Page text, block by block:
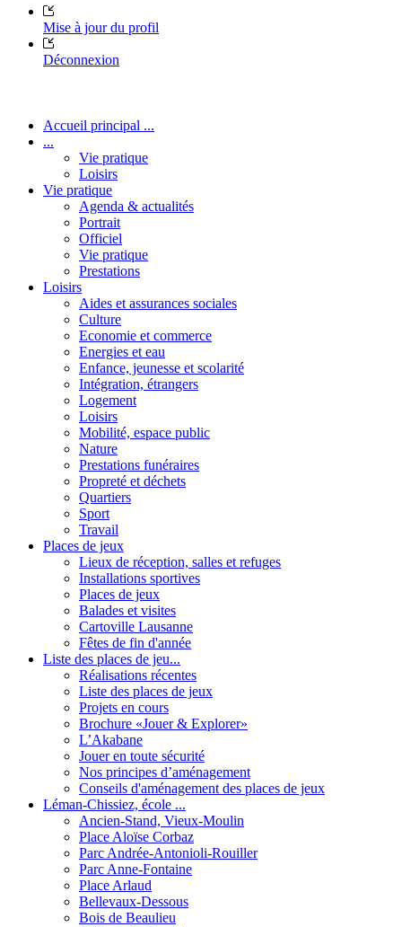
Mise à jour du profil
Déconnexion
Accueil principal ...
...
Vie pratique
Loisirs
Vie pratique
Agenda & actualités
Portrait
Officiel
Vie pratique
Prestations
Loisirs
Aides et assurances sociales
Culture
Economie et commerce
Energies et eau
Enfance, jeunesse et scolarité
Intégration, étrangers
Logement
Loisirs
Mobilité, espace public
Nature
Prestations funéraires
Propreté et déchets
Quartiers
Sport
Travail
Places de jeux
Lieux de réception, salles et refuges
Installations sportives
Places de jeux
Balades et visites
Cartoville Lausanne
Fêtes de fin d'année
Liste des places de jeu...
Réalisations récentes
Liste des places de jeux
Projets en cours
Brochure «Jouer & Explorer»
L’Akabane
Jouer en toute sécurité
Nos principes d’aménagement
Conseils d'aménagement des places de jeux
Léman-Chissiez, école ...
Ancien-Stand, Vieux-Moulin
Place Aloïse Corbaz
Parc Andrée-Antonioli-Rouiller
Parc Anne-Fontaine
Place Arlaud
Bellevaux-Dessous
Bois de Beaulieu